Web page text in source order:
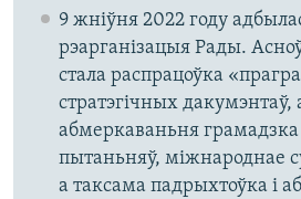
9 жніўня 2022 году
рэарганізацыя Рады.
стала распрацоўка
стратэгічных дакумэнтаў,
абмеркаваньня
пытаньняў, міжнароднае
а таксама падрыхтоўка і